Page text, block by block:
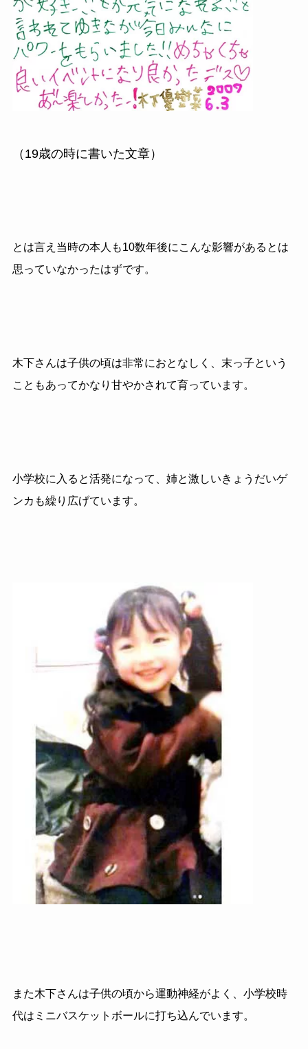
（19歳の時に書いた文章）
とは言え当時の本人も10数年後にこんな影響があるとは
思っていなかったはずです。
木下さんは子供の頃は非常におとなしく、末っ子という
こともあってかなり甘やかされて育っています。
小学校に入ると活発になって、姉と激しいきょうだいゲ
ンカも繰り広げています。
また木下さんは子供の頃から運動神経がよく、小学校時
代はミニバスケットボールに打ち込んでいます。